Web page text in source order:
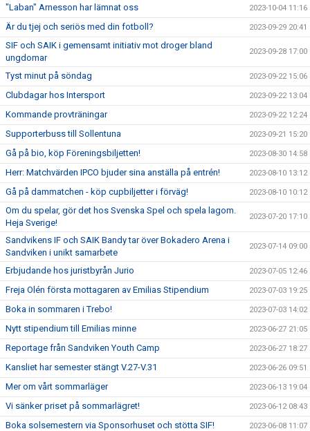
"Laban" Arnesson har lämnat oss 2023-10-04 11:16
Är du tjej och seriös med din fotboll? 2023-09-29 20:41
SIF och SAIK i gemensamt initiativ mot droger bland
ungdomar
2023-09-28 17:00
Tyst minut på söndag 2023-09-22 15:06
Clubdagar hos Intersport 2023-09-22 13:04
Kommande provträningar 2023-09-22 12:24
Supporterbuss till Sollentuna 2023-09-21 15:20
Gå på bio, köp Föreningsbiljetten! 2023-08-30 14:58
Herr: Matchvärden IPCO bjuder sina anställa på entrén! 2023-08-10 13:12
Gå på dammatchen - köp cupbiljetter i förväg! 2023-08-10 10:12
Om du spelar, gör det hos Svenska Spel och spela lagom.
Heja Sverige!
2023-07-20 17:10
Sandvikens IF och SAIK Bandy tar över Bokadero Arena i
Sandviken i unikt samarbete
2023-07-14 09:00
Erbjudande hos juristbyrån Jurio 2023-07-05 12:46
Freja Olén första mottagaren av Emilias Stipendium 2023-07-03 19:25
Boka in sommaren i Trebo! 2023-07-03 14:02
Nytt stipendium till Emilias minne 2023-06-27 21:05
Reportage från Sandviken Youth Camp 2023-06-27 18:27
Kansliet har semester stängt V.27-V.31 2023-06-26 09:51
Mer om vårt sommarläger 2023-06-13 19:04
Vi sänker priset på sommarlägret! 2023-06-12 08:43
Boka solsemestern via Sponsorhuset och stötta SIF! 2023-06-08 11:07